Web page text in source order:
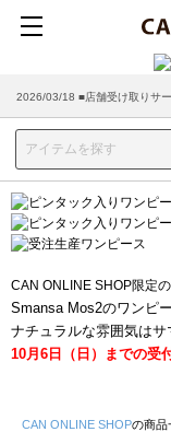
2026/03/18 ■店舗受け取りサ
CAN ONLINE SHOP限定の
Smansa Mos2のワンピ
ナチュラルな雰囲気はサ
10月6日（日）までの受
CAN ONLINE SHOPの商品